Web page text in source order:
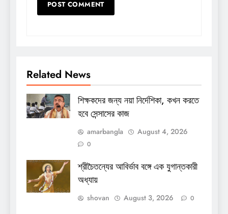
Related News
শিক্ষকদের জন্য নয়া নির্দেশিকা, কখন করতে
হবে সেন্সাসের কাজ
amarbangla August 4, 2026
0
শ্রীচৈতন্যের আবির্ভাব বঙ্গে এক যুগান্তকারী
অধ্যায়
shovan August 3, 2026 0